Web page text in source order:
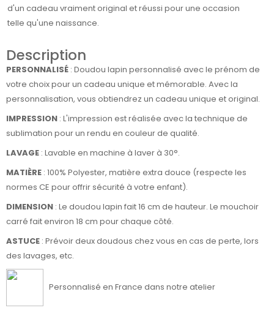
d'un cadeau vraiment original et réussi pour une occasion
telle qu'une naissance.
Description
PERSONNALISÉ : Doudou lapin personnalisé avec le prénom de
votre choix pour un cadeau unique et mémorable. Avec la
personnalisation, vous obtiendrez un cadeau unique et original.
IMPRESSION : L'impression est réalisée avec la technique de
sublimation pour un rendu en couleur de qualité.
LAVAGE : Lavable en machine à laver à 30°.
MATIÈRE : 100% Polyester, matière extra douce (respecte les
normes CE pour offrir sécurité à votre enfant).
DIMENSION : Le doudou lapin fait 16 cm de hauteur. Le mouchoir
carré fait environ 18 cm pour chaque côté.
ASTUCE : Prévoir deux doudous chez vous en cas de perte, lors
des lavages, etc.
Personnalisé en France dans notre atelier